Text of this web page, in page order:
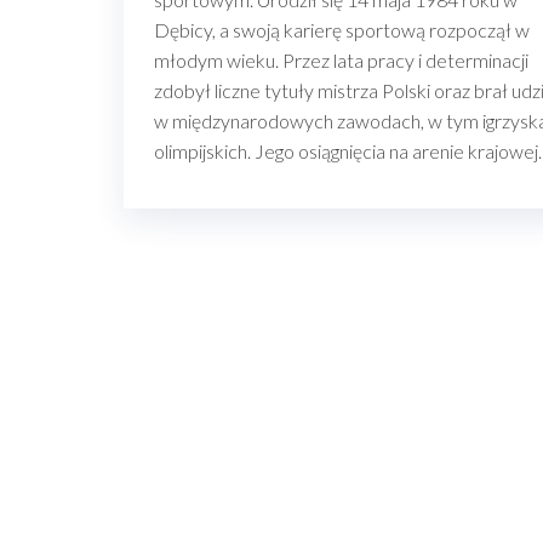
Dębicy, a swoją karierę sportową rozpoczął w
młodym wieku. Przez lata pracy i determinacji
zdobył liczne tytuły mistrza Polski oraz brał
w międzynarodowych zawodach, w tym
olimpijskich. Jego osiągnięcia na arenie